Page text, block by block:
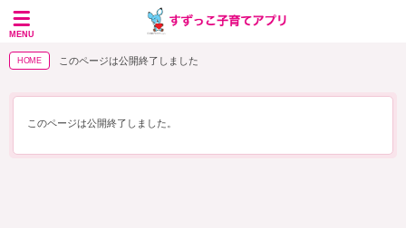
MENU
HOME このページは公開終了しました
このページは公開終了しました。